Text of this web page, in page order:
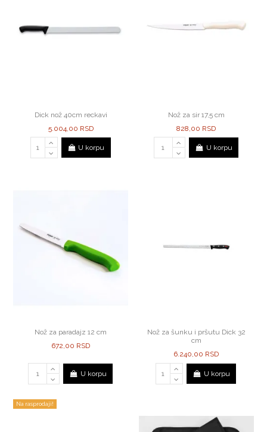
Dick nož 40cm reckavi
5.004,00 RSD
U korpu
Nož za sir 17,5 cm
828,00 RSD
U korpu
Nož za paradajz 12 cm
672,00 RSD
U korpu
Nož za šunku i pršutu Dick 32
cm
6.240,00 RSD
U korpu
Na rasprodaji!